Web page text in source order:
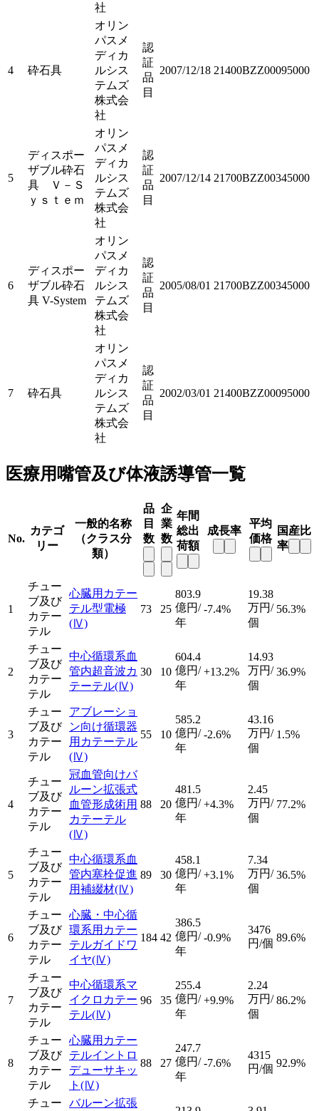
社
4 砕石具
オリン
パスメ
ディカ
ルシス
テムズ
株式会
社
認
証
品
目
2007/12/18 21400BZZ00095000
5
ディスポー
ザブル砕石
具 Ｖ－Ｓ
ｙｓｔｅｍ
オリン
パスメ
ディカ
ルシス
テムズ
株式会
社
認
証
品
目
2007/12/14 21700BZZ00345000
6
ディスポー
ザブル砕石
具 V-System
オリン
パスメ
ディカ
ルシス
テムズ
株式会
社
認
証
品
目
2005/08/01 21700BZZ00345000
7 砕石具
オリン
パスメ
ディカ
ルシス
テムズ
株式会
社
認
証
品
目
2002/03/01 21400BZZ00095000
医療用嘴管及び体液誘導管一覧
No.
カテゴ
リー
一般的名称
（クラス分
類）
品
目
数
企
業
数
年間
総出
荷額
成長率
平均
価格
国産比
率
1
チュー
ブ及び
カテー
テル
心臓用カテー
テル型電極
(Ⅳ)
73 25
803.9
億円/
年
-7.4%
19.38
万円/
個
56.3%
2
チュー
ブ及び
カテー
テル
中心循環系血
管内超音波カ
テーテル(Ⅳ)
30 10
604.4
億円/
年
+13.2%
14.93
万円/
個
36.9%
3
チュー
ブ及び
カテー
テル
アブレーショ
ン向け循環器
用カテーテル
(Ⅳ)
55 10
585.2
億円/
年
-2.6%
43.16
万円/
個
1.5%
4
チュー
ブ及び
カテー
テル
冠血管向けバ
ルーン拡張式
血管形成術用
カテーテル
(Ⅳ)
88 20
481.5
億円/
年
+4.3%
2.45
万円/
個
77.2%
5
チュー
ブ及び
カテー
テル
中心循環系血
管内塞栓促進
用補綴材(Ⅳ)
89 30
458.1
億円/
年
+3.1%
7.34
万円/
個
36.5%
6
チュー
ブ及び
カテー
テル
心臓・中心循
環系用カテー
テルガイドワ
イヤ(Ⅳ)
184 42
386.5
億円/
年
-0.9%
3476
円/個 89.6%
7
チュー
ブ及び
カテー
テル
中心循環系マ
イクロカテー
テル(Ⅳ)
96 35
255.4
億円/
年
+9.9%
2.24
万円/
個
86.2%
8
チュー
ブ及び
カテー
テル
心臓用カテー
テルイントロ
デューサキッ
ト (Ⅳ)
88 27
247.7
億円/
年
-7.6%
4315
円/個 92.9%
チュー バルーン拡張